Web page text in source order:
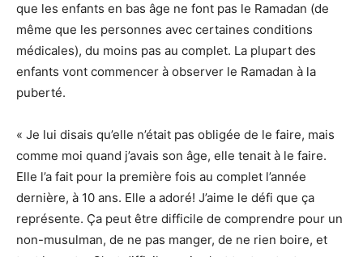
que les enfants en bas âge ne font pas le Ramadan (de
même que les personnes avec certaines conditions
médicales), du moins pas au complet. La plupart des
enfants vont commencer à observer le Ramadan à la
puberté.
« Je lui disais qu’elle n’était pas obligée de le faire, mais
comme moi quand j’avais son âge, elle tenait à le faire.
Elle l’a fait pour la première fois au complet l’année
dernière, à 10 ans. Elle a adoré! J’aime le défi que ça
représente. Ça peut être difficile de comprendre pour un
non-musulman, de ne pas manger, de ne rien boire, et